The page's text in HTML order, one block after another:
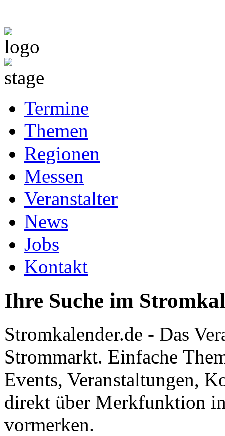
Termine
Themen
Regionen
Messen
Veranstalter
News
Jobs
Kontakt
Ihre Suche im
Stromkalender.de - Das
Strommarkt. Einfache
Events, Veranstaltungen,
direkt über Merkfunktion
vormerken.